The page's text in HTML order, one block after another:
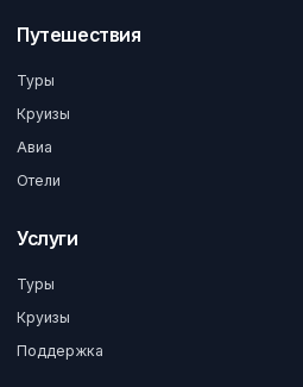
Путешествия
Туры
Круизы
Авиа
Отели
Услуги
Туры
Круизы
Поддержка